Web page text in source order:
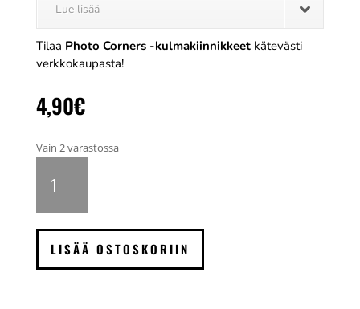
Lue lisää
Tilaa Photo Corners -kulmakiinnikkeetkätevästi
verkkokaupasta!
4,90€
Vain 2 varastossa
Corners
LISÄÄ OSTOSKORIIN